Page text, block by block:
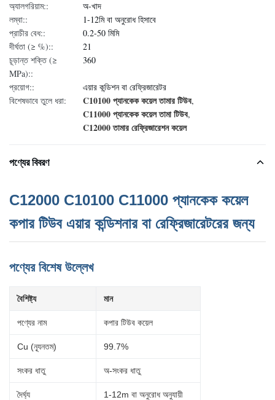
অ্যালগরিয়াম::
অ-খাদ
লম্বা::
1-12মি বা অনুরোধ হিসাবে
প্রাচীর বেধ::
0.2-50 মিমি
দীর্ঘতা (≥ %)::
21
চূড়ান্ত শক্তি (≥
MPa)::
360
প্রয়োগ::
এয়ার কন্ডিশন বা রেফ্রিজারেটর
বিশেষভাবে তুলে ধরা:
C10100 প্যানকেক কয়েল তামার টিউব,
C11000 প্যানকেক কয়েল তামা টিউব,
C12000 তামার রেফ্রিজারেশন কয়েল
পণ্যের বিবরণ
C12000 C10100 C11000 প্যানকেক কয়েল
কপার টিউব এয়ার কন্ডিশনার বা রেফ্রিজারেটরের জন্য
পণ্যের বিশেষ উল্লেখ
বৈশিষ্ট্য মান
পণ্যের নাম কপার টিউব কয়েল
Cu (ন্যূনতম) 99.7%
সংকর ধাতু অ-সংকর ধাতু
দৈর্ঘ্য 1-12m বা অনুরোধ অনুযায়ী